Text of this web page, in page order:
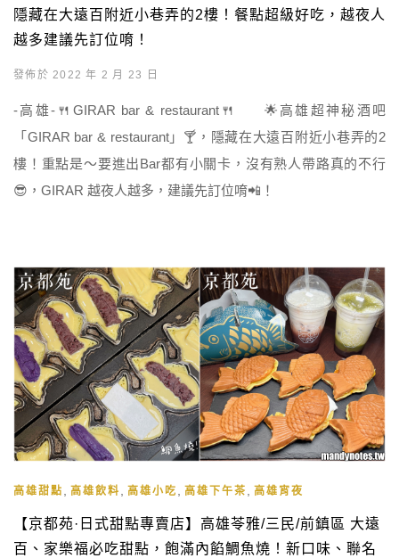
隱藏在大遠百附近小巷弄的2樓！餐點超級好吃，越夜人
越多建議先訂位唷！
發佈於 2022 年 2 月 23 日
-高雄-🍴GIRAR bar & restaurant🍴 🌟高雄超神秘酒吧
「GIRAR bar & restaurant」🍸，隱藏在大遠百附近小巷弄的2
樓！重點是～要進出Bar都有小關卡，沒有熟人帶路真的不行
😎，GIRAR 越夜人越多，建議先訂位唷📲！
高雄甜點 高雄飲料 高雄小吃 高雄下午茶 高雄宵夜
【京都苑·日式甜點專賣店】高雄苓雅/三民/前鎮區 大遠
百、家樂福必吃甜點，飽滿內餡鯛魚燒！新口味、聯名